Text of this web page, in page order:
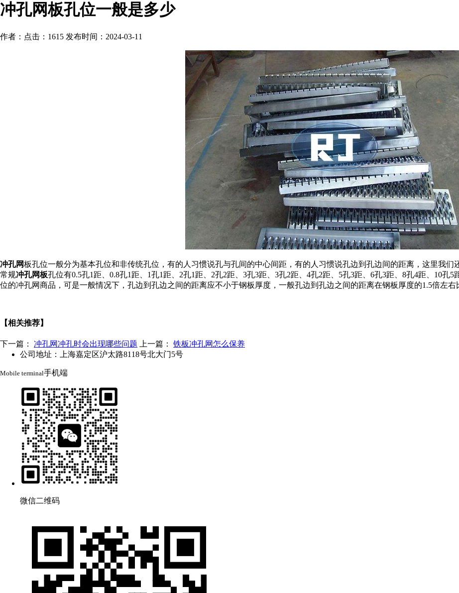
冲孔网板孔位一般是多少
作者： 点击：1615 发布时间：2024-03-11
冲孔网板孔位一般分为基本孔位和非传统孔位，有的人习惯说孔与孔间的中心间距，有的人习惯说孔边到孔边间的距离，这里我们
常规冲孔网板孔位有0.5孔1距、0.8孔1距、1孔1距、2孔1距、2孔2距、3孔3距、3孔2距、4孔2距、5孔3距、6孔3距、8孔4距、10孔
位的冲孔网商品，可是一般情况下，孔边到孔边之间的距离应不小于钢板厚度，一般孔边到孔边之间的距离在钢板厚度的1.5倍左右
【相关推荐】
下一篇： 冲孔网冲孔时会出现哪些问题 上一篇： 铁板冲孔网怎么保养
公司地址：上海嘉定区沪太路8118号北大门5号
Mobile terminal手机端
微信二维码